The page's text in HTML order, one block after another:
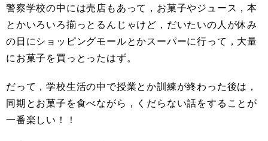
警察学校の中には売店もあって，お菓子やジュース，本
とかいろいろ揃っとるんじゃけど，だいたいの人が休み
の日にショッピングモールとかスーパーに行って，大量
にお菓子を買っとったはず。
だって，学校生活の中で授業とか訓練が終わった後は，
同期とお菓子を食べながら，くだらない話をすることが
一番楽しい！！